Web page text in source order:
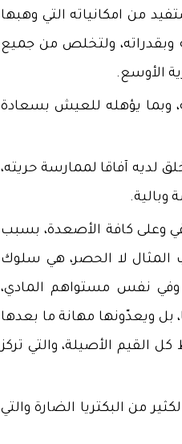
من امكانياته التي وهبها
وبقدراته، ولتخلص من جميع
الأوسع.
وبما يؤهله للعيش بسعادة
لديه آفاقا لممارسة حريته،
وبالية.
وعلى كافة الأصعدة، بسبب
المثال لا الحصر، هي سلوك
وفي نفس مستواهم المادي،
ويعدّونها مهانة ما بعدها
القيم الأصيلة، والتي تركز
من البكتريا الضارة والتي